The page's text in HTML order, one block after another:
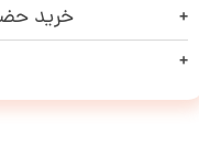
خرید